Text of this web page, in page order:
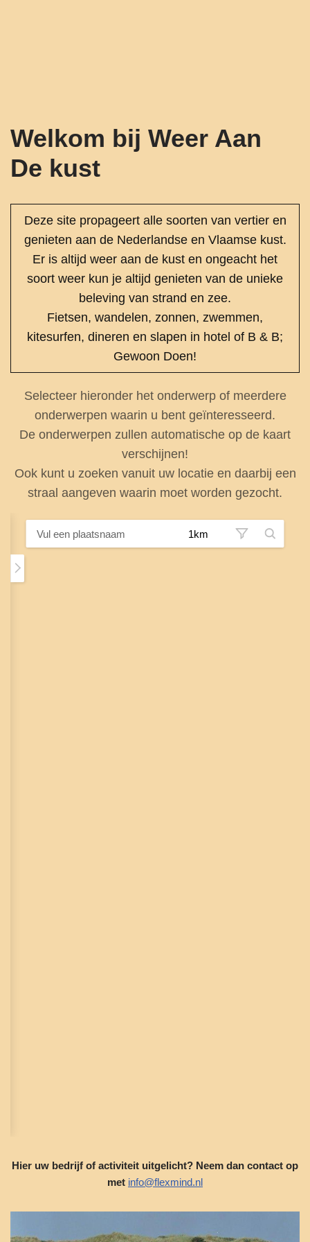
Welkom bij Weer Aan
De kust
Deze site propageert alle soorten van vertier en
genieten aan de Nederlandse en Vlaamse kust.
Er is altijd weer aan de kust en ongeacht het
soort weer kun je altijd genieten van de unieke
beleving van strand en zee.
Fietsen, wandelen, zonnen, zwemmen,
kitesurfen, dineren en slapen in hotel of B & B;
Gewoon Doen!
Selecteer hieronder het onderwerp of meerdere
onderwerpen waarin u bent geïnteresseerd.
De onderwerpen zullen automatische op de kaart
verschijnen!
Ook kunt u zoeken vanuit uw locatie en daarbij een
straal aangeven waarin moet worden gezocht.
Hier uw bedrijf of activiteit uitgelicht? Neem dan contact op
met info@flexmind.nl